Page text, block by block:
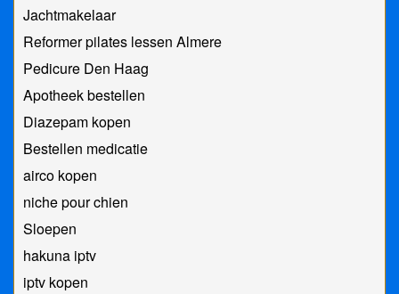
Jachtmakelaar
Reformer pilates lessen Almere
Pedicure Den Haag
Apotheek bestellen
Diazepam kopen
Bestellen medicatie
airco kopen
niche pour chien
Sloepen
hakuna iptv
iptv kopen